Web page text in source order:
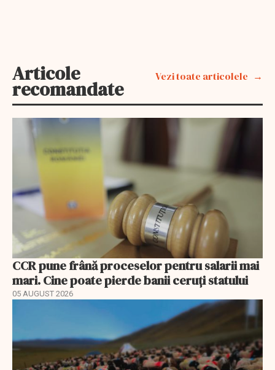
Articole
recomandate
Vezi toate articolele
CCR pune frână proceselor pentru salarii mai
mari. Cine poate pierde banii ceruți statului
05 AUGUST 2026